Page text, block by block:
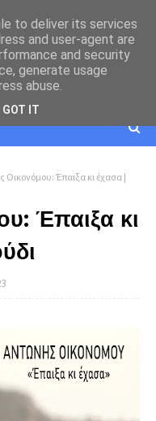
Οικονόμου: Έπαιξα κι έχασα |
Έπαιξα κι
to deliver its services
and user-agent are
and security
generate usage
abuse.
GOT IT